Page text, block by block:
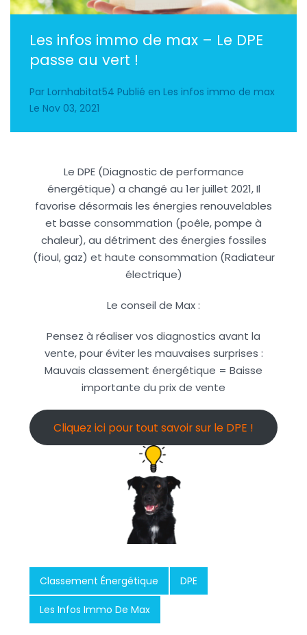
Les infos immo de max – Le DPE
passe au vert !
Par Lornhabitat54 Publié en Les infos immo de max
Le Nov 03, 2021
Le DPE (Diagnostic de performance
énergétique) a changé au 1er juillet 2021, Il
favorise désormais les énergies renouvelables
et basse consommation (poêle, pompe à
chaleur), au détriment des énergies fossiles
(fioul, gaz) et haute consommation (Radiateur
électrique)
Le conseil de Max :
Pensez à réaliser vos diagnostics avant la
vente, pour éviter les mauvaises surprises :
Mauvais classement énergétique = Baisse
importante du prix de vente
Cliquez ici pour tout savoir sur le DPE !
Classement Énergétique DPE
Les Infos Immo De Max